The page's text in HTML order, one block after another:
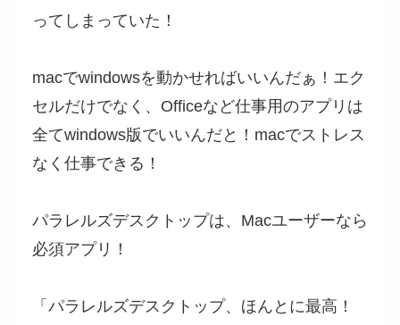
ってしまっていた！
macでwindowsを動かせればいいんだぁ！エク
セルだけでなく、Officeなど仕事用のアプリは
全てwindows版でいいんだと！macでストレス
なく仕事できる！
パラレルズデスクトップは、Macユーザーなら
必須アプリ！
「パラレルズデスクトップ、ほんとに最高！